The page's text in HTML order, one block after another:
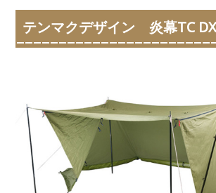
テンマクデザイン 炎幕TC